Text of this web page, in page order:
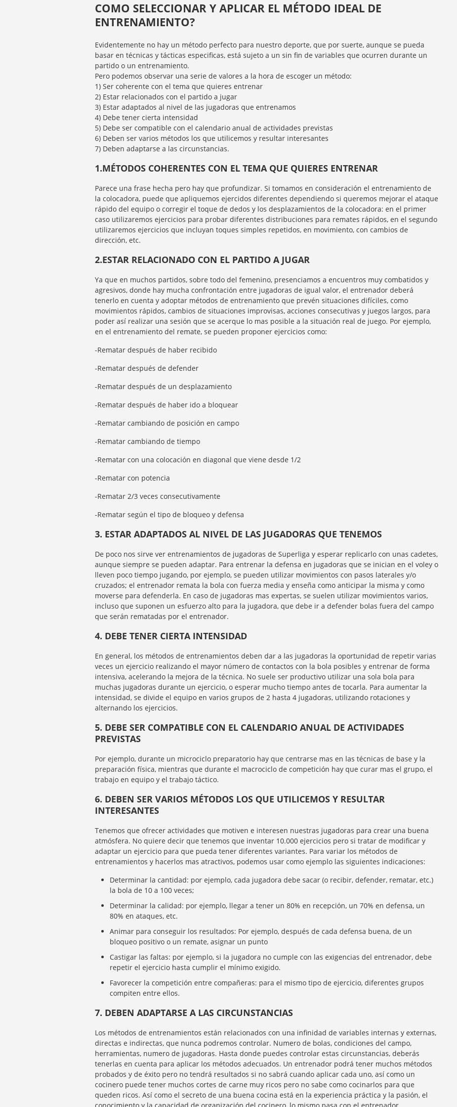
COMO SELECCIONAR Y APLICAR EL MÉTODO IDEAL DE
ENTRENAMIENTO?
Evidentemente no hay un método perfecto para nuestro deporte, que por suerte, aunque se pueda
basar en técnicas y tácticas especificas, está sujeto a un sin fin de variables que ocurren durante un
partido o un entrenamiento.
Pero podemos observar una serie de valores a la hora de escoger un método:
1) Ser coherente con el tema que quieres entrenar
2) Estar relacionados con el partido a jugar
3) Estar adaptados al nivel de las jugadoras que entrenamos
4) Debe tener cierta intensidad
5) Debe ser compatible con el calendario anual de actividades previstas
6) Deben ser varios métodos los que utilicemos y resultar interesantes
7) Deben adaptarse a las circunstancias.
1.MÉTODOS COHERENTES CON EL TEMA QUE QUIERES ENTRENAR
Parece una frase hecha pero hay que profundizar. Si tomamos en consideración el entrenamiento de
la colocadora, puede que apliquemos ejercidos diferentes dependiendo si queremos mejorar el ataque
rápido del equipo o corregir el toque de dedos y los desplazamientos de la colocadora: en el primer
caso utilizaremos ejercicios para probar diferentes distribuciones para remates rápidos, en el segundo
utilizaremos ejercicios que incluyan toques simples repetidos, en movimiento, con cambios de
dirección, etc.
2.ESTAR RELACIONADO CON EL PARTIDO A JUGAR
Ya que en muchos partidos, sobre todo del femenino, presenciamos a encuentros muy combatidos y
agresivos, donde hay mucha confrontación entre jugadoras de igual valor, el entrenador deberá
tenerlo en cuenta y adoptar métodos de entrenamiento que prevén situaciones difíciles, como
movimientos rápidos, cambios de situaciones improvisas, acciones consecutivas y juegos largos, para
poder así realizar una sesión que se acerque lo mas posible a la situación real de juego. Por ejemplo,
en el entrenamiento del remate, se pueden proponer ejercicios como:
-Rematar después de haber recibido
-Rematar después de defender
-Rematar después de un desplazamiento
-Rematar después de haber ido a bloquear
-Rematar cambiando de posición en campo
-Rematar cambiando de tiempo
-Rematar con una colocación en diagonal que viene desde 1/2
-Rematar con potencia
-Rematar 2/3 veces consecutivamente
-Rematar según el tipo de bloqueo y defensa
3. ESTAR ADAPTADOS AL NIVEL DE LAS JUGADORAS QUE TENEMOS
De poco nos sirve ver entrenamientos de jugadoras de Superliga y esperar replicarlo con unas cadetes,
aunque siempre se pueden adaptar. Para entrenar la defensa en jugadoras que se inician en el voley o
lleven poco tiempo jugando, por ejemplo, se pueden utilizar movimientos con pasos laterales y/o
cruzados; el entrenador remata la bola con fuerza media y enseña como anticipar la misma y como
moverse para defenderla. En caso de jugadoras mas expertas, se suelen utilizar movimientos varios,
incluso que suponen un esfuerzo alto para la jugadora, que debe ir a defender bolas fuera del campo
que serán rematadas por el entrenador.
4. DEBE TENER CIERTA INTENSIDAD
En general, los métodos de entrenamientos deben dar a las jugadoras la oportunidad de repetir varias
veces un ejercicio realizando el mayor número de contactos con la bola posibles y entrenar de forma
intensiva, acelerando la mejora de la técnica. No suele ser productivo utilizar una sola bola para
muchas jugadoras durante un ejercicio, o esperar mucho tiempo antes de tocarla. Para aumentar la
intensidad, se divide el equipo en varios grupos de 2 hasta 4 jugadoras, utilizando rotaciones y
alternando los ejercicios.
5. DEBE SER COMPATIBLE CON EL CALENDARIO ANUAL DE ACTIVIDADES
PREVISTAS
Por ejemplo, durante un microciclo preparatorio hay que centrarse mas en las técnicas de base y la
preparación física, mientras que durante el macrociclo de competición hay que curar mas el grupo, el
trabajo en equipo y el trabajo táctico.
6. DEBEN SER VARIOS MÉTODOS LOS QUE UTILICEMOS Y RESULTAR
INTERESANTES
Tenemos que ofrecer actividades que motiven e interesen nuestras jugadoras para crear una buena
atmósfera. No quiere decir que tenemos que inventar 10.000 ejercicios pero si tratar de modificar y
adaptar un ejercicio para que pueda tener diferentes variantes. Para variar los métodos de
entrenamientos y hacerlos mas atractivos, podemos usar como ejemplo las siguientes indicaciones:
Determinar la cantidad: por ejemplo, cada jugadora debe sacar (o recibir, defender, rematar, etc.)
la bola de 10 a 100 veces;
Determinar la calidad: por ejemplo, llegar a tener un 80% en recepción, un 70% en defensa, un
80% en ataques, etc.
Animar para conseguir los resultados: Por ejemplo, después de cada defensa buena, de un
bloqueo positivo o un remate, asignar un punto
Castigar las faltas: por ejemplo, si la jugadora no cumple con las exigencias del entrenador, debe
repetir el ejercicio hasta cumplir el mínimo exigido.
Favorecer la competición entre compañeras: para el mismo tipo de ejercicio, diferentes grupos
compiten entre ellos.
7. DEBEN ADAPTARSE A LAS CIRCUNSTANCIAS
Los métodos de entrenamientos están relacionados con una infinidad de variables internas y externas,
directas e indirectas, que nunca podremos controlar. Numero de bolas, condiciones del campo,
herramientas, numero de jugadoras. Hasta donde puedes controlar estas circunstancias, deberás
tenerlas en cuenta para aplicar los métodos adecuados. Un entrenador podrá tener muchos métodos
probados y de éxito pero no tendrá resultados si no sabrá cuando aplicar cada uno, así como un
cocinero puede tener muchos cortes de carne muy ricos pero no sabe como cocinarlos para que
queden ricos. Así como el secreto de una buena cocina está en la experiencia práctica y la pasión, el